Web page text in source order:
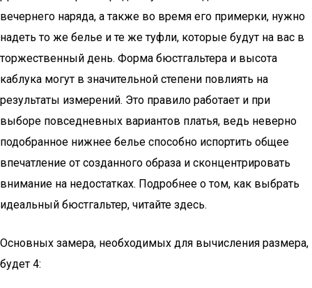
вечернего наряда, а также во время его примерки, нужно
надеть то же белье и те же туфли, которые будут на вас в
торжественный день. Форма бюстгальтера и высота
каблука могут в значительной степени повлиять на
результаты измерений. Это правило работает и при
выборе повседневных вариантов платья, ведь неверно
подобранное нижнее белье способно испортить общее
впечатление от созданного образа и сконцентрировать
внимание на недостатках. Подробнее о том, как выбрать
идеальный бюстгальтер, читайте здесь.
Основных замера, необходимых для вычисления размера,
будет 4: